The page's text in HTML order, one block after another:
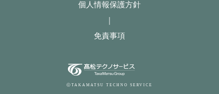
個人情報保護方針
免責事項
ⓒTAKAMATSU TECHNO SERVICE